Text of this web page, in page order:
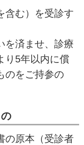
含む）を受診す
を済ませ、診療
り5年以内に償
のをご持参の
の原本（受診者